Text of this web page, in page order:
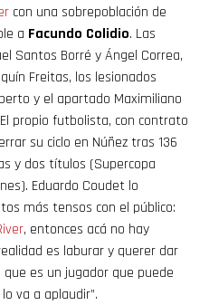
con una sobrepoblación de
a Facundo Colidio. Las
Santos Borré y Ángel Correa,
Freitas, los lesionados
y el apartado Maximiliano
propio futbolista, con contrato
su ciclo en Núñez tras 136
y dos títulos (Supercopa
Eduardo Coudet lo
más tensos con el público:
, entonces acá no hay
es laburar y querer dar
es un jugador que puede
va a aplaudir”.